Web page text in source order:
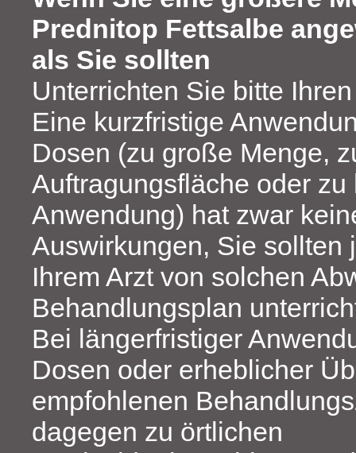
Prednitop Fettsalbe
als Sie sollten
Unterrichten Sie bitte
Eine kurzfristige
Dosen (zu große Menge,
Auftragungsfläche oder zu
Anwendung) hat zwar
Auswirkungen, Sie sollten
Ihrem Arzt von solchen
Behandlungsplan
Bei längerfristiger
Dosen oder erheblicher
empfohlenen
dagegen zu örtlichen